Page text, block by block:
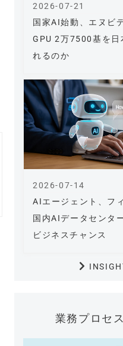
国家AI始動、エヌビ
GPU 2万7500基を日
れるのか
2026-07-21
AIエージェント、フ
国内AIデータセンタ
ビジネスチャンス
2026-07-14
業務プロセ